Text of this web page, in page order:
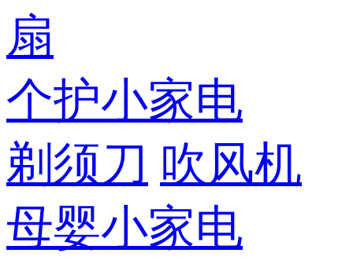
扇
个护小家电
剃须刀 吹风机
母婴小家电